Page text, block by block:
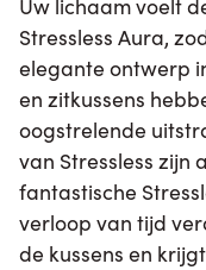
Stressless Aura,
elegante ontwerp
en zitkussens
oogstrelende
van Stressless zijn
fantastische
verloop van tijd
de kussens en